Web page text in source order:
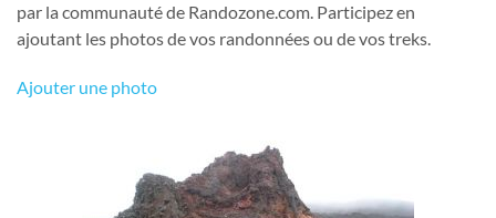
par la communauté de Randozone.com. Participez en
ajoutant les photos de vos randonnées ou de vos treks.
Ajouter une photo